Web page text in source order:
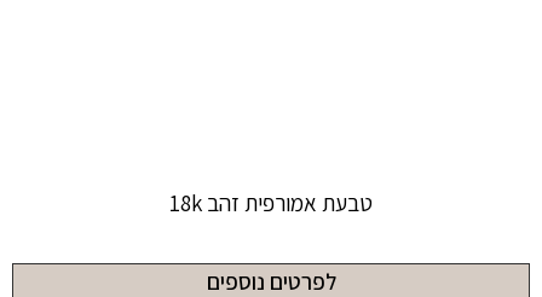
טבעת אמורפית זהב 18k
לפרטים נוספים